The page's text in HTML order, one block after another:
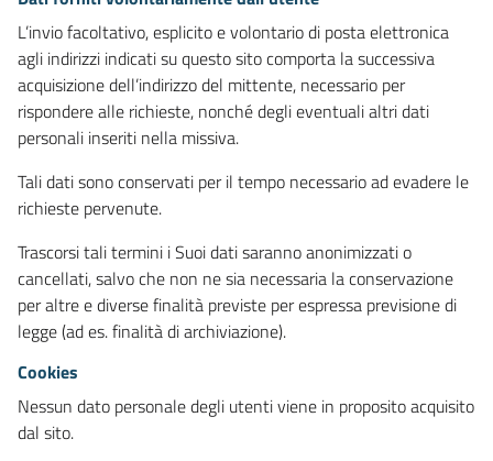
L’invio facoltativo, esplicito e volontario di posta elettronica
agli indirizzi indicati su questo sito comporta la successiva
acquisizione dell’indirizzo del mittente, necessario per
rispondere alle richieste, nonché degli eventuali altri dati
personali inseriti nella missiva.
Tali dati sono conservati per il tempo necessario ad evadere le
richieste pervenute.
Trascorsi tali termini i Suoi dati saranno anonimizzati o
cancellati, salvo che non ne sia necessaria la conservazione
per altre e diverse finalità previste per espressa previsione di
legge (ad es. finalità di archiviazione).
Cookies
Nessun dato personale degli utenti viene in proposito acquisito
dal sito.